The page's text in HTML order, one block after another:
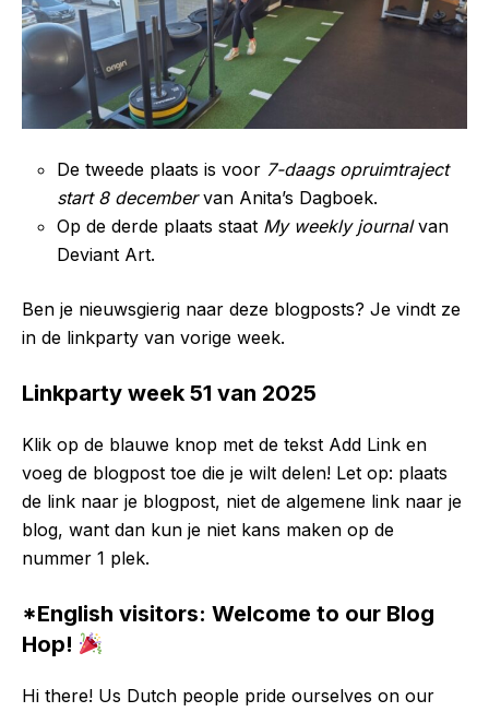
De tweede plaats is voor 7-daags opruimtraject
start 8 decembervan Anita’s Dagboek.
Op de derde plaats staat My weekly journalvan
Deviant Art.
Ben je nieuwsgierig naar deze blogposts? Je vindt ze
in de linkparty van vorige week.
Linkparty week 51 van 2025
Klik op de blauwe knop met de tekst Add Link en
voeg de blogpost toe die je wilt delen! Let op: plaats
de link naar je blogpost, niet de algemene link naar je
blog, want dan kun je niet kans maken op de
nummer 1 plek.
*English visitors: Welcome to our Blog
Hop!
Hi there! Us Dutch people pride ourselves on our